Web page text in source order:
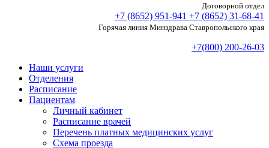
Договорной отдел
+7 (8652) 951-941 +7 (8652) 31-68-41
Горячая линия Минздрава Ставропольского края
+7(800) 200-26-03
Наши услуги
Отделения
Расписание
Пациентам
Личный кабинет
Расписание врачей
Перечень платных медицинских услуг
Схема проезда